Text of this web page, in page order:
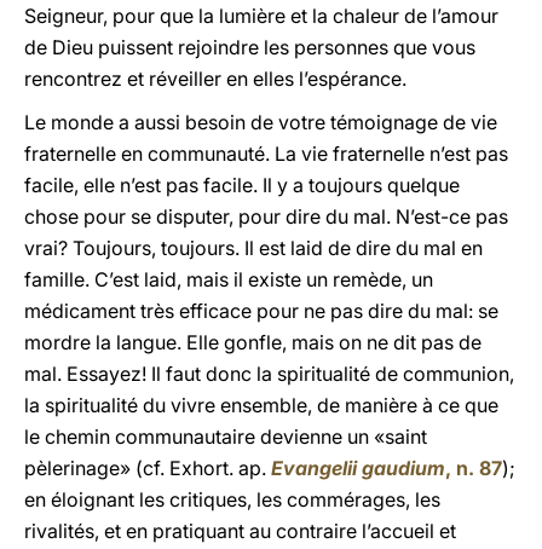
Seigneur, pour que la lumière et la chaleur de l’amour
de Dieu puissent rejoindre les personnes que vous
rencontrez et réveiller en elles l’espérance.
Le monde a aussi besoin de votre témoignage de vie
fraternelle en communauté. La vie fraternelle n’est pas
facile, elle n’est pas facile. Il y a toujours quelque
chose pour se disputer, pour dire du mal. N’est-ce pas
vrai? Toujours, toujours. Il est laid de dire du mal en
famille. C’est laid, mais il existe un remède, un
médicament très efficace pour ne pas dire du mal: se
mordre la langue. Elle gonfle, mais on ne dit pas de
mal. Essayez! Il faut donc la spiritualité de communion,
la spiritualité du vivre ensemble, de manière à ce que
le chemin communautaire devienne un «saint
pèlerinage» (cf. Exhort. ap. Evangelii gaudium, n. 87);
en éloignant les critiques, les commérages, les
rivalités, et en pratiquant au contraire l’accueil et